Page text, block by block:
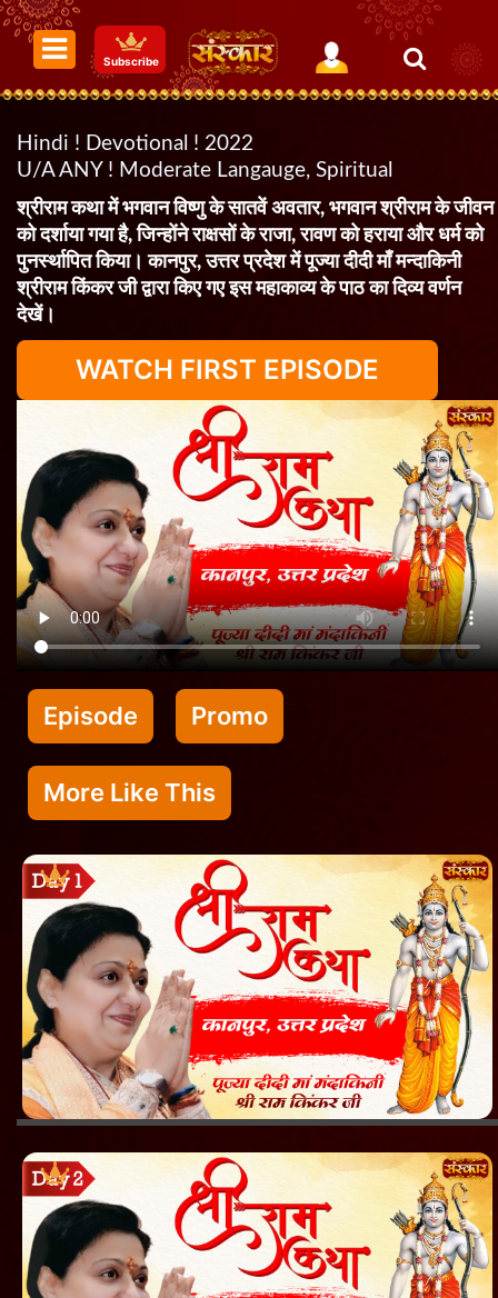
Subscribe
Hindi ! Devotional ! 2022
U/A ANY ! Moderate Langauge, Spiritual
श्रीराम कथा में भगवान विष्णु के सातवें अवतार, भगवान श्रीराम के जीवन
को दर्शाया गया है, जिन्होंने राक्षसों के राजा, रावण को हराया और धर्म को
पुनर्स्थापित किया। कानपुर, उत्तर प्रदेश में पूज्या दीदी माँ मन्दाकिनी
श्रीराम किंकर जी द्वारा किए गए इस महाकाव्य के पाठ का दिव्य वर्णन
देखें।
WATCH FIRST EPISODE
Episode Promo
More Like This